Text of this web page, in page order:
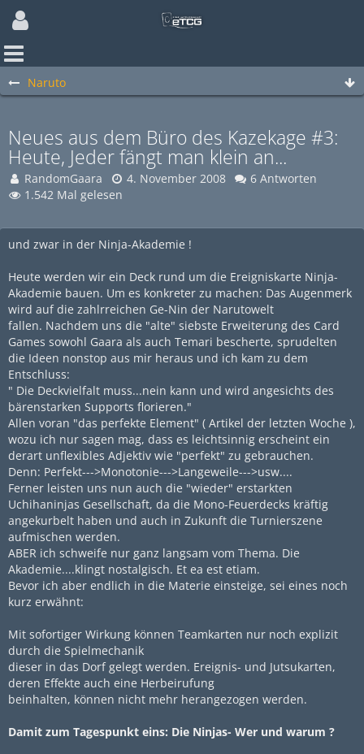
Naruto
Neues aus dem Büro des Kazekage #3:
Heute, Jeder fängt man klein an...
RandomGaara 4. November 2008
6 Antworten
1.542 Mal gelesen
und zwar in der Ninja-Akademie !
Heute werden wir ein Deck rund um die Ereigniskarte Ninja-
Akademie bauen. Um es konkreter zu machen: Das Augenmerk
wird auf die zahlrreichen Ge-Nin der Narutowelt
fallen. Nachdem uns die "alte" siebste Erweiterung des Card
Games sowohl Gaara als auch Temari bescherte, sprudelten
die Ideen nonstop aus mir heraus und ich kam zu dem
Entschluss:
" Die Deckvielfalt muss...nein kann und wird angesichts des
bärenstarken Supports florieren."
Allen voran "das perfekte Element" ( Artikel der letzten Woche ),
wozu ich nur sagen mag, dass es leichtsinnig erscheint ein
derart unflexibles Adjektiv wie "perfekt" zu gebrauchen.
Denn: Perfekt--->Monotonie--->Langeweile--->usw....
Ferner leisten uns nun auch die "wieder" erstarkten
Uchihaninjas Gesellschaft, da die Mono-Feuerdecks kräftig
angekurbelt haben und auch in Zukunft die Turnierszene
aufmischen werden.
ABER ich schweife nur ganz langsam vom Thema. Die
Akademie....klingt nostalgisch. Et ea est etiam.
Bevor ich aber endlich in die Materie einsteige, sei eines noch
kurz erwähnt:
Mit sofortiger Wirkung können Teamkarten nur noch explizit
durch die Spielmechanik
dieser in das Dorf gelegt werden. Ereignis- und Jutsukarten,
deren Effekte auch eine Herbeirufung
beinhalten, können nicht mehr herangezogen werden.
Damit zum Tagespunkt eins: Die Ninjas- Wer und warum ?